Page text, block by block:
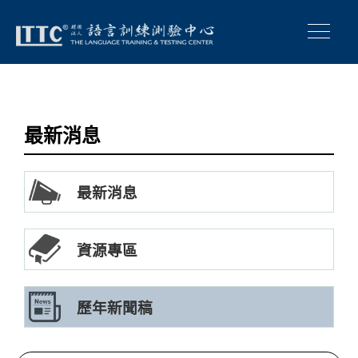
最新消息
最新消息
資源專區
歷年新聞稿